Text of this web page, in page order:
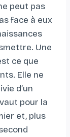
peut pas
face à eux
Une
ce que
Elle ne
d’un
pour la
et, plus